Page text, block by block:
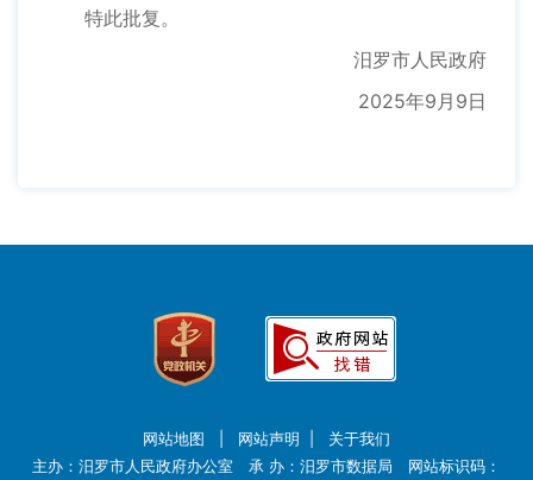
特此批复。
汨罗市人民政府
2025年9月9日
网站地图 网站声明
关于我们
主办：汨罗市人民政府办公室 承 办：汨罗市数据局 网站标识码：